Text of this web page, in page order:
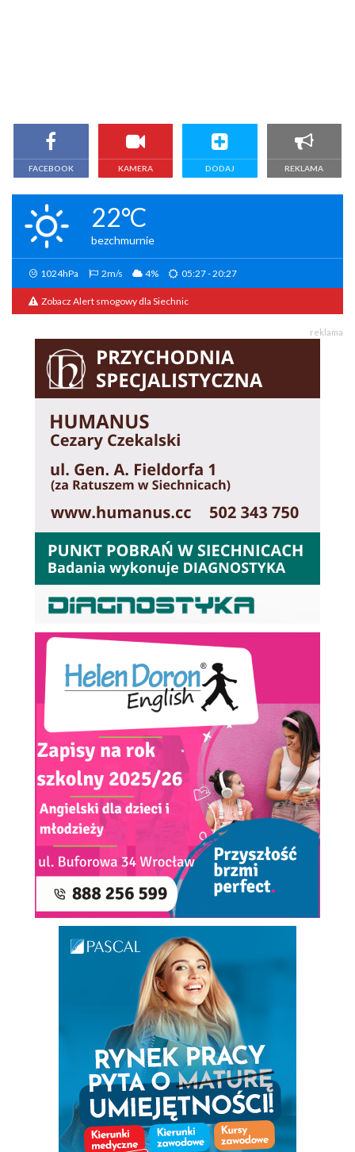
FACEBOOK KAMERA DODAJ REKLAMA
22°C
bezchmurnie
1024hPa 2m/s 4% 05:27 - 20:27
Zobacz Alert smogowy dla Siechnic
reklama